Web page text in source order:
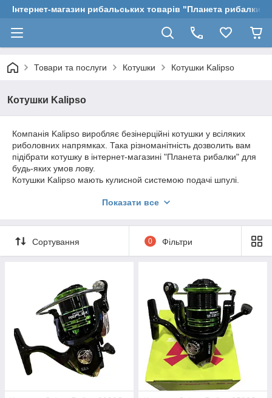
Інтернет-магазин рибальських товарів "Планета рибалки"
Товари та послуги Котушки Котушки Kalipso
Котушки Kalipso
Компанія Kalipso виробляє безінерційні котушки у всіляких
риболовних напрямках. Така різноманітність дозволить вам
підібрати котушку в інтернет-магазині "Планета рибалки" для
будь-яких умов лову.
Котушки Kalipso мають кулисной системою подачі шпулі.
Розмірний ряд дозволяє підібрати котушку від компактних
силових котушок, призначених для виведення великих
трофейних риб.
Конструкція безінерційних котушок Kalipso передбачає
Показати все
Сортування 0 Фільтри